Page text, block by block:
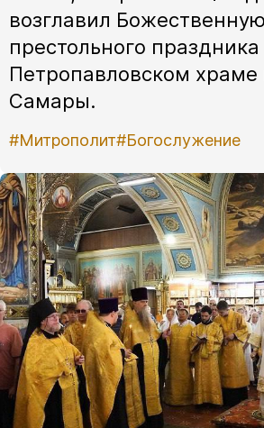
возглавил
престольного праздника
Петропавловском храме
Самары.
#Митрополит#Богослужение